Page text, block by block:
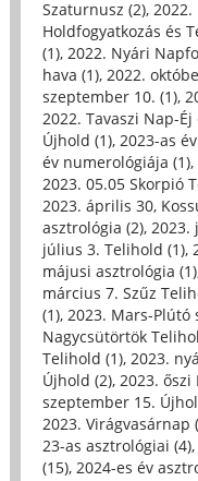
Szaturnusz (2), 2022.
Holdfogyatkozás és
(1), 2022. Nyári
hava (1), 2022.
szeptember 10. (1),
2022. Tavaszi Nap-Éj
Újhold (1), 2023-as
év numerológiája (1),
2023. 05.05 Skorpió
2023. április 30,
asztrológia (2), 2023.
július 3. Telihold (1),
májusi asztrológia (1)
március 7. Szűz
(1), 2023. Mars-Plútó
Nagycsütörtök
Telihold (1), 2023.
Újhold (2), 2023. őszi
szeptember 15.
2023. Virágvasárnap
23-as asztrológiai (4),
(15), 2024-es év